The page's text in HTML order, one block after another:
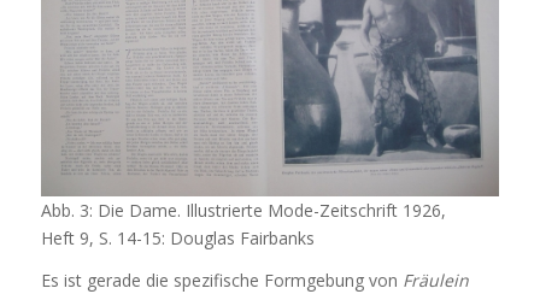
Abb. 3: Die Dame. Illustrierte Mode-Zeitschrift 1926,
Heft 9, S. 14-15: Douglas Fairbanks
Es ist gerade die spezifische Formgebung von Fräulein